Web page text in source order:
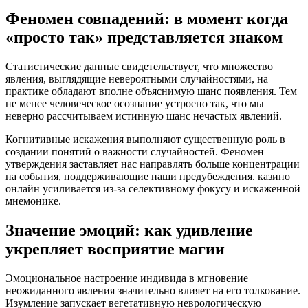
Феномен совпадений: в момент когда
«просто так» представляется знаком
Статистические данные свидетельствует, что множество
явления, выглядящие невероятными случайностями, на
практике обладают вполне объяснимую шанс появления. Тем
не менее человеческое осознание устроено так, что мы
неверно рассчитываем истинную шанс нечастых явлений.
Когнитивные искажения выполняют существенную роль в
создании понятий о важности случайностей. Феномен
утверждения заставляет нас направлять больше концентрации
на события, поддерживающие наши предубеждения. казино
онлайн усиливается из-за селективному фокусу и искаженной
мнемонике.
Значение эмоций: как удивление
укрепляет восприятие магии
Эмоциональное настроение индивида в мгновение
неожиданного явления значительно влияет на его толкование.
Изумление запускает вегетативную неврологическую